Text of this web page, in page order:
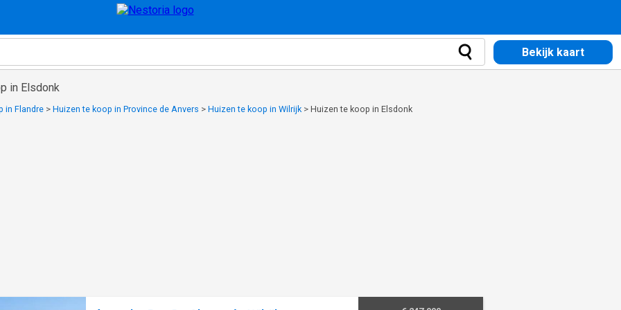
Bekijk kaart
in Elsdonk
in Flandre > Huizen te koop in Province de Anvers > Huizen te koop in Wilrijk > Huizen te koop in Elsdonk